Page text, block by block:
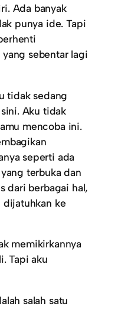
Ada banyak
punya ide. Tapi
sebentar lagi
tidak sedang
Aku tidak
mencoba ini.
seperti ada
terbuka dan
dari berbagai hal,
dijatuhkan ke
memikirkannya
Tapi aku
salah satu